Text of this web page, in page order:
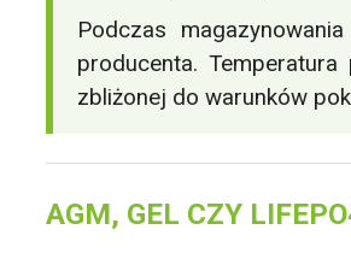
Podczas
producenta.
zbliżonej do warunków
AGM, GEL CZY